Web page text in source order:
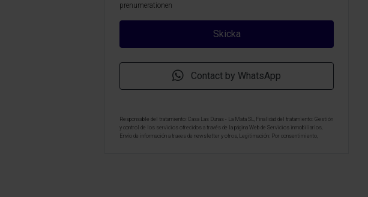
prenumerationen
Contact by WhatsApp
Responsable del tratamiento: Casa Las Dunas - La Mata SL, Finalidad del tratamiento: Gestión
y control de los servicios ofrecidos a través de la página Web de Servicios inmobiliarios,
Envío de información a traves de newsletter y otros, Legitimación: Por consentimiento,